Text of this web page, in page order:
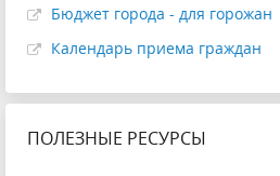
Бюджет города - для горожан
Календарь приема граждан
ПОЛЕЗНЫЕ РЕСУРСЫ